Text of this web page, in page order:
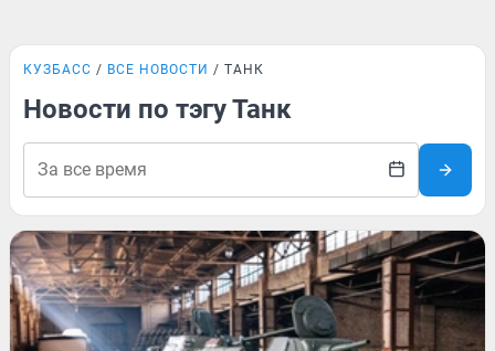
КУЗБАСС ВСЕ НОВОСТИ ТАНК
Новости по тэгу Танк